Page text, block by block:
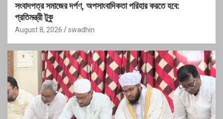
সংবাদপত্র সমাজের দর্পণ, অপসাংবাদিকতা পরিহার করতে হবে:
প্রতিমন্ত্রী টুকু
August 8, 2026 swadhin